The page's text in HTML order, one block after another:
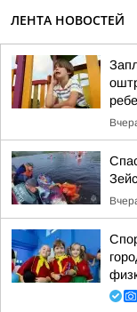
ЛЕНТА НОВОСТЕЙ